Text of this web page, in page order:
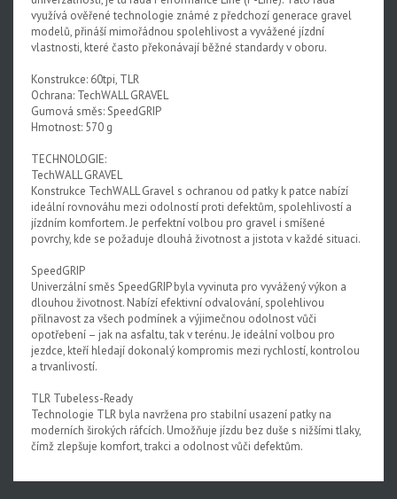
využívá ověřené technologie známé z předchozí generace gravel
modelů, přináší mimořádnou spolehlivost a vyvážené jízdní
vlastnosti, které často překonávají běžné standardy v oboru.
Konstrukce: 60tpi, TLR
Ochrana: TechWALL GRAVEL
Gumová směs: SpeedGRIP
Hmotnost: 570 g
TECHNOLOGIE:
TechWALL GRAVEL
Konstrukce TechWALL Gravel s ochranou od patky k patce nabízí
ideální rovnováhu mezi odolností proti defektům, spolehlivostí a
jízdním komfortem. Je perfektní volbou pro gravel i smíšené
povrchy, kde se požaduje dlouhá životnost a jistota v každé situaci.
SpeedGRIP
Univerzální směs SpeedGRIP byla vyvinuta pro vyvážený výkon a
dlouhou životnost. Nabízí efektivní odvalování, spolehlivou
přilnavost za všech podmínek a výjimečnou odolnost vůči
opotřebení – jak na asfaltu, tak v terénu. Je ideální volbou pro
jezdce, kteří hledají dokonalý kompromis mezi rychlostí, kontrolou
a trvanlivostí.
TLR Tubeless-Ready
Technologie TLR byla navržena pro stabilní usazení patky na
moderních širokých ráfcích. Umožňuje jízdu bez duše s nižšími tlaky,
čímž zlepšuje komfort, trakci a odolnost vůči defektům.